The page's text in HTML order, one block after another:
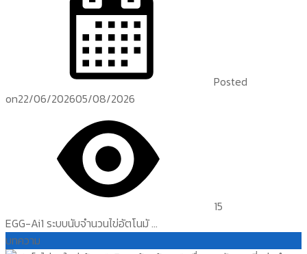
Posted
on22/06/202605/08/2026
15
EGG-Ai1 ระบบนับจำนวนไข่อัตโนมั ...
บทความ